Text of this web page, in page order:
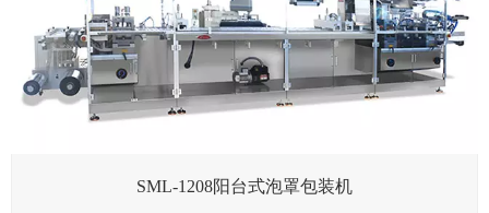
SML-1208阳台式泡罩包装机